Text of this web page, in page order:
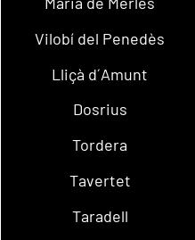
Vilobí del Penedès
Lliçà d´Amunt
Dosrius
Tordera
Tavertet
Taradell